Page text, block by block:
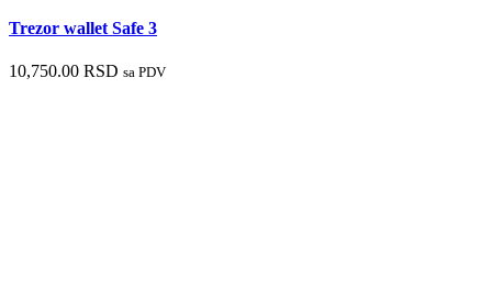
Trezor wallet Safe 3
10,750.00 RSD sa PDV